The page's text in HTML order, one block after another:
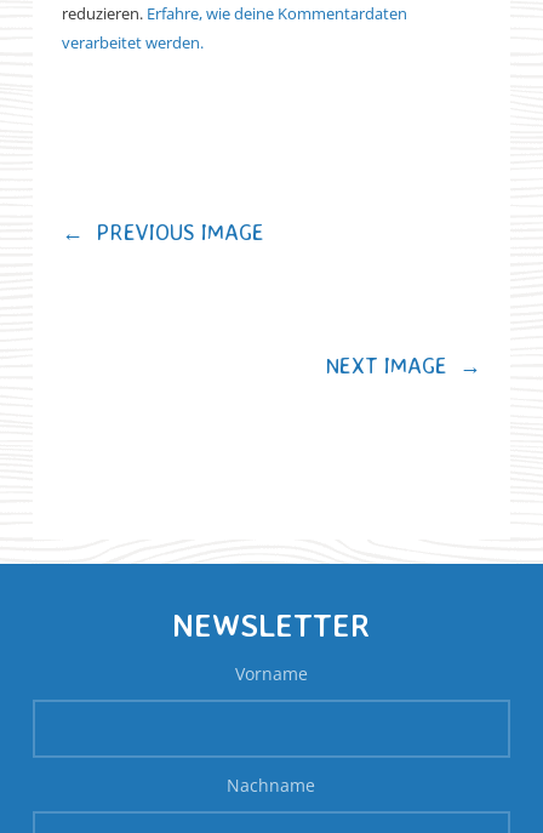
reduzieren. Erfahre, wie deine Kommentardaten
verarbeitet werden.
← PREVIOUS IMAGE
NEXT IMAGE →
NEWSLETTER
Vorname
Nachname